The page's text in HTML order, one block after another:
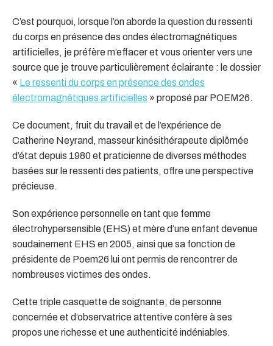
C’est pourquoi, lorsque l’on aborde la question du ressenti
du corps en présence des ondes électromagnétiques
artificielles, je préfère m’effacer et vous orienter vers une
source que je trouve particulièrement éclairante : le dossier
« Le ressenti du corps en présence des ondes
électromagnétiques artificielles » proposé par POEM26.
Ce document, fruit du travail et de l’expérience de
Catherine Neyrand, masseur kinésithérapeute diplômée
d’état depuis 1980 et praticienne de diverses méthodes
basées sur le ressenti des patients, offre une perspective
précieuse.
Son expérience personnelle en tant que femme
électrohypersensible (EHS) et mère d’une enfant devenue
soudainement EHS en 2005, ainsi que sa fonction de
présidente de Poem26 lui ont permis de rencontrer de
nombreuses victimes des ondes.
Cette triple casquette de soignante, de personne
concernée et d’observatrice attentive confère à ses
propos une richesse et une authenticité indéniables.